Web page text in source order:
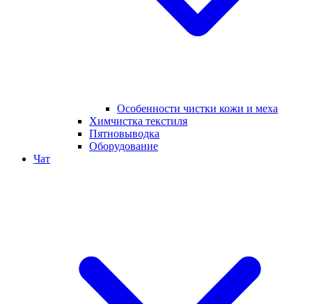
Особенности чистки кожи и меха
Химчистка текстиля
Пятновыводка
Оборудование
Чат